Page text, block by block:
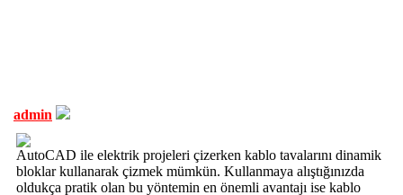
admin
AutoCAD ile elektrik projeleri çizerken kablo tavalarını dinamik
bloklar kullanarak çizmek mümkün. Kullanmaya alıştığınızda
oldukça pratik olan bu yöntemin en önemli avantajı ise kablo